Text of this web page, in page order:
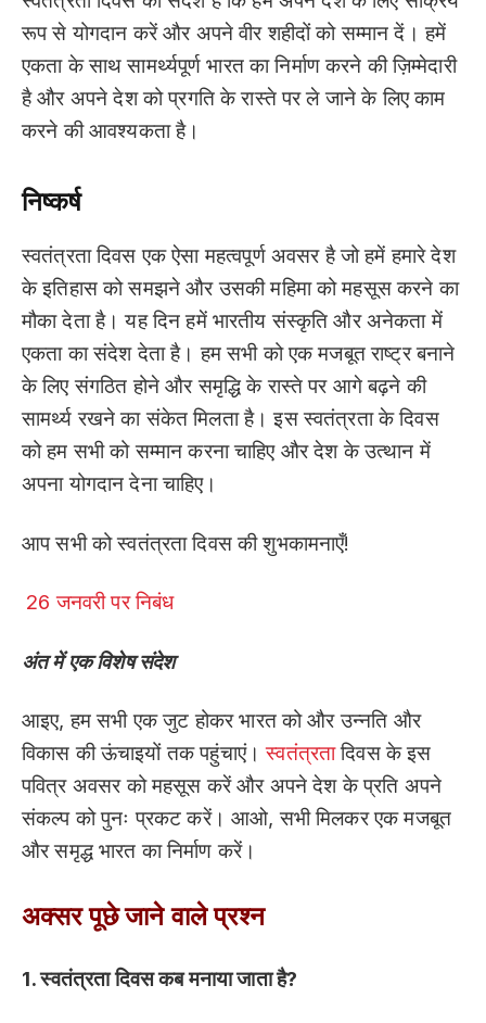
रूप से योगदान करें और अपने वीर शहीदों को सम्मान दें। हमें
एकता के साथ सामर्थ्यपूर्ण भारत का निर्माण करने की ज़िम्मेदारी
है और अपने देश को प्रगति के रास्ते पर ले जाने के लिए काम
करने की आवश्यकता है।
निष्कर्ष
स्वतंत्रता दिवस एक ऐसा महत्वपूर्ण अवसर है जो हमें हमारे देश
के इतिहास को समझने और उसकी महिमा को महसूस करने का
मौका देता है। यह दिन हमें भारतीय संस्कृति और अनेकता में
एकता का संदेश देता है। हम सभी को एक मजबूत राष्ट्र बनाने
के लिए संगठित होने और समृद्धि के रास्ते पर आगे बढ़ने की
सामर्थ्य रखने का संकेत मिलता है। इस स्वतंत्रता के दिवस
को हम सभी को सम्मान करना चाहिए और देश के उत्थान में
अपना योगदान देना चाहिए।
आप सभी को स्वतंत्रता दिवस की शुभकामनाएँ!
26 जनवरी पर निबंध
अंत में एक विशेष संदेश
आइए, हम सभी एक जुट होकर भारत को और उन्नति और
विकास की ऊंचाइयों तक पहुंचाएं।स्वतंत्रतादिवस के इस
पवित्र अवसर को महसूस करें और अपने देश के प्रति अपने
संकल्प को पुनः प्रकट करें। आओ, सभी मिलकर एक मजबूत
और समृद्ध भारत का निर्माण करें।
अक्सर पूछे जाने वाले प्रश्न
1. स्वतंत्रता दिवस कब मनाया जाताहै?